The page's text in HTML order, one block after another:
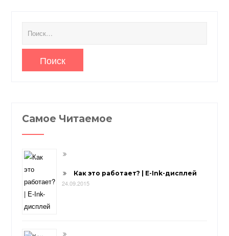
Самое Читаемое
Как это работает? | E-Ink-дисплей
24.09.2015